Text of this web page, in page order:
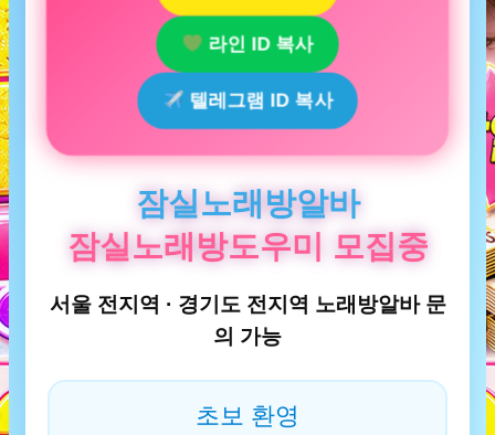
라인 ID 복사
텔레그램 ID 복사
잠실노래방알바
잠실노래방도우미 모집중
서울 전지역 · 경기도 전지역 노래방알바 문
의 가능
초보 환영